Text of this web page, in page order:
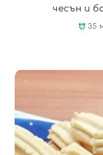
чесън и
35